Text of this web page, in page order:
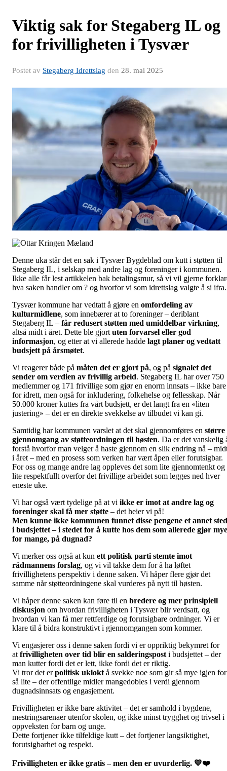
Viktig sak for Stegaberg IL og
for frivilligheten i Tysvær
Postet av Stegaberg Idrettslag den 28. mai 2025
Denne uka står det en sak i Tysvær Bygdeblad om kutt i støtten til
Stegaberg IL, i selskap med andre lag og foreninger i kommunen.
Ikke alle får lest artikkelen bak betalingsmur, så vi vil gjerne
hva saken handler om ? og hvorfor vi som idrettslag valgte å si ifra.
Tysvær kommune har vedtatt å gjøre en omfordeling av
kulturmidlene, som innebærer at to foreninger – deriblant
Stegaberg IL – får redusert støtten med umiddelbar virkning,
altså midt i året. Dette ble gjort uten forvarsel eller god
informasjon, og etter at vi allerede hadde lagt planer og vedtatt
budsjett på årsmøtet.
Vi reagerer både på måten det er gjort på, og på signalet det
sender om verdien av frivillig arbeid. Stegaberg IL har over 750
medlemmer og 171 frivillige som gjør en enorm innsats – ikke bare
for idrett, men også for inkludering, folkehelse og fellesskap. Når
50.000 kroner kuttes fra vårt budsjett, er det langt fra en «liten
justering» – det er en direkte svekkelse av tilbudet vi kan gi.
Samtidig har kommunen varslet at det skal gjennomføres en større
gjennomgang av støtteordningen til høsten. Da er det vanskelig
forstå hvorfor man velger å haste gjennom en slik endring nå –
i året – med en prosess som verken har vært åpen eller forutsigbar.
For oss og mange andre lag oppleves det som lite gjennomtenkt og
lite respektfullt overfor det frivillige arbeidet som legges ned hver
eneste uke.
Vi har også vært tydelige på at vi ikke er imot at andre lag og
foreninger skal få mer støtte – det heier vi på!
Men kunne ikke kommunen funnet disse pengene et annet sted
i budsjettet – i stedet for å kutte hos dem som allerede gjør mye
for mange, på dugnad?
Vi merker oss også at kun ett politisk parti stemte imot
rådmannens forslag, og vi vil takke dem for å ha løftet
frivillighetens perspektiv i denne saken. Vi håper flere gjør det
samme når støtteordningene skal vurderes på nytt til høsten.
Vi håper denne saken kan føre til en bredere og mer prinsipiell
diskusjon om hvordan frivilligheten i Tysvær blir verdsatt, og
hvordan vi kan få mer rettferdige og forutsigbare ordninger. Vi er
klare til å bidra konstruktivt i gjennomgangen som kommer.
Vi engasjerer oss i denne saken fordi vi er oppriktig bekymret for
at frivilligheten over tid blir en salderingspost i budsjettet – der
man kutter fordi det er lett, ikke fordi det er riktig.
Vi tror det erpolitisk uklokt å svekke noe som gir så mye igjen for
så lite – der offentlige midler mangedobles i verdi gjennom
dugnadsinnsats og engasjement.
Frivilligheten er ikke bare aktivitet – det er samhold i bygdene,
mestringsarenaer utenfor skolen, og ikke minst trygghet og trivsel i
oppveksten for barn og unge.
Dette fortjener ikke tilfeldige kutt – det fortjener langsiktighet,
forutsigbarhet og respekt.
Frivilligheten er ikke gratis – men den er uvurderlig. 💙❤️